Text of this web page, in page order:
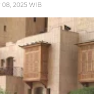
08, 2025 WIB